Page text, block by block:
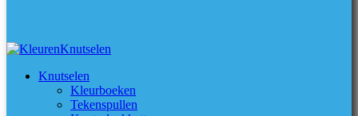
Knutselen
Kleurboeken
Tekenspullen